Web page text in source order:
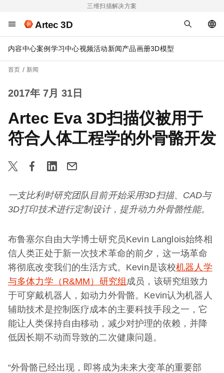
三维扫描解决方案
Artec 3D
内容中心案例 学习中心视频活动新闻产品画册3D模型
首页 新闻
2017年 7月 31日
Artec Eva 3D扫描仪被用于
符合人体工程学的外骨骼开发
一支比利时研究团队目前开始采用3D扫描、 CAD与
3D打印技术进行定制设计，提升动力外骨骼性能。
布鲁塞尔自由大学博士研究员Kevin Langlois始终相
信人类正处于新一次技术革命的前夕，这一场革命
将彻底改变我们的生活方式。Kevin是该校机器人学
与多体力学（R&MM）研究组 成员，该研究组致力
于可穿戴机器人，如动力外骨骼。Kevin认为机器人
辅助技术是控制医疗成本的主要科技手段之一，它
能让人类保持自由移动，减少对护理的依赖，并降
低因长期不动而导致的二次健康问题。
“外骨骼已经出现，即将成为未来大变革的重要部